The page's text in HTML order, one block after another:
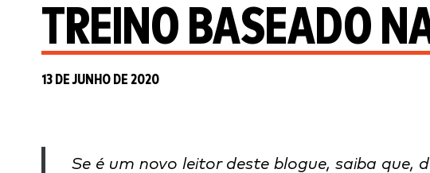
TREINO BASEADO
13 DE JUNHO DE 2020
Se é um novo leitor deste blogue, saiba que,